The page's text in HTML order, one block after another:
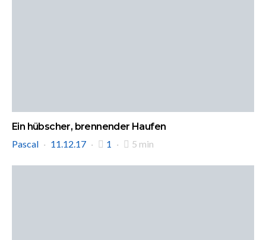
Ein hübscher, brennender Haufen
Pascal
11.12.17 1 5 min